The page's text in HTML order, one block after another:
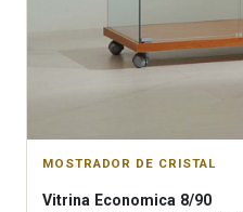
MOSTRADOR DE CRISTAL
Vitrina Economica 8/90